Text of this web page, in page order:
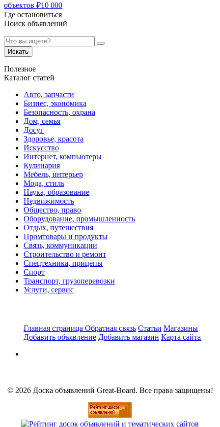
объектов ₽10 000
Где остановиться
Поиск объявлений
Искать
Полезное
Каталог статей
Авто, запчасти
Бизнес, экономика
Безопасность, охрана
Дом, семья
Досуг
Здоровье, красота
Искусство
Интернет, компьютеры
Кулинария
Мебель, интерьер
Мода, стиль
Наука, образование
Недвижимость
Общество, право
Оборудование, промышленность
Отдых, путешествия
Промтовары и продукты
Связь, коммуникации
Строительство и ремонт
Спецтехника, прицепы
Спорт
Транспорт, грузоперевозки
Услуги, сервис
Главная страница Обратная связь Статьи Магазины
Добавить объявление Добавить магазин Карта сайта
© 2026 Доска объявлений Great-Board. Все права защищены!